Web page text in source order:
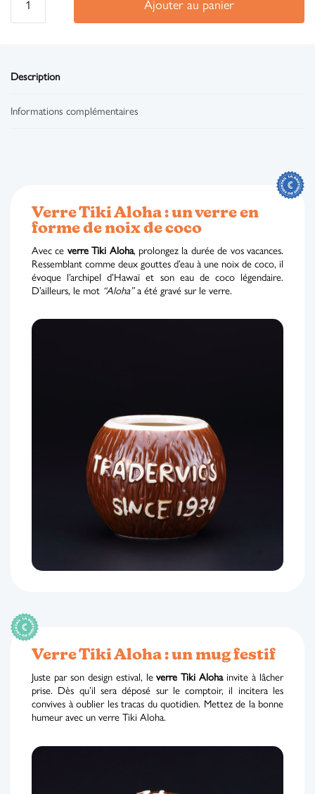
Ajouter au panier
Description
Informations complémentaires
Verre Tiki Aloha : un verre en
forme de noix de coco
Avec ce verre Tiki Aloha, prolongez la durée de vos vacances.
Ressemblant comme deux gouttes d’eau à une noix de coco, il
évoque l’archipel d’Hawaï et son eau de coco légendaire.
D’ailleurs, le mot “Aloha”a été gravé sur le verre.
Verre Tiki Aloha : un mug festif
Juste par son design estival, leverre Tiki Alohainvite à lâcher
prise. Dès qu’il sera déposé sur le comptoir, il incitera les
convives à oublier les tracas du quotidien. Mettez de la bonne
humeur avec un verre Tiki Aloha.